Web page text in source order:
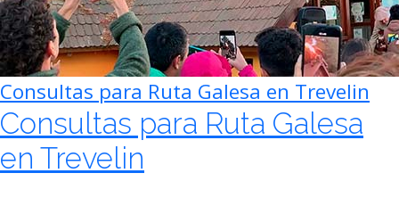
Consultas para Ruta Galesa en Trevelin
Consultas para Ruta Galesa
en Trevelin